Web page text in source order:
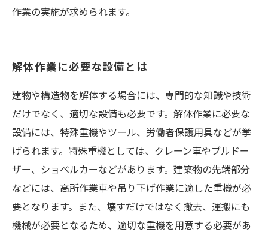
作業の実施が求められます。
解体作業に必要な設備とは
建物や構造物を解体する場合には、専門的な知識や技術
だけでなく、適切な設備も必要です。解体作業に必要な
設備には、特殊重機やツール、労働者保護用具などが挙
げられます。特殊重機としては、クレーン車やブルドー
ザー、ショベルカーなどがあります。建築物の先端部分
などには、高所作業車や吊り下げ作業に適した重機が必
要となります。また、壊すだけではなく撤去、運搬にも
機械が必要となるため、適切な重機を用意する必要があ